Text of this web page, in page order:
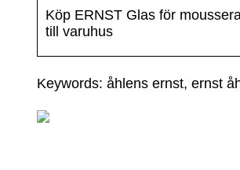
Köp ERNST Glas för
till varuhus
Keywords: åhlens ernst, ernst